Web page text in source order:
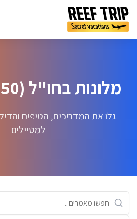
מלונות בחו"ל (50 מאמרים)
גלו את המדריכים, הטיפים
למטיילים